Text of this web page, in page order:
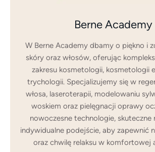
Berne Academy
W Berne Academy dbamy o piękno i
skóry oraz włosów, oferując
zakresu kosmetologii, kosmetologii
trychologii. Specjalizujemy się w
włosa, laseroterapii, modelowaniu
woskiem oraz pielęgnacji oprawy
nowoczesne technologie, skuteczne
indywidualne podejście, aby zapewnić
oraz chwilę relaksu w komfortowej